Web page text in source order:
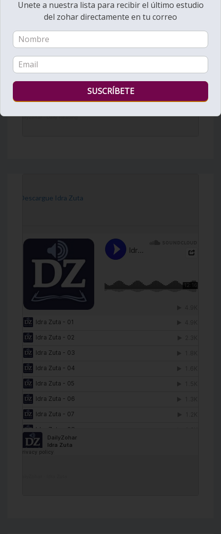
DailyZohar·Daily Reading
[Descargue Idra Zuta
Unete a nuestra lista para recibir el último estudio
del zohar directamente en tu correo